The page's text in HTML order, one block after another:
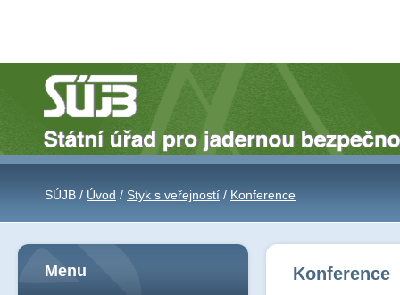
SÚJB / Úvod / Styk s veřejností / Konference
Konference
Menu